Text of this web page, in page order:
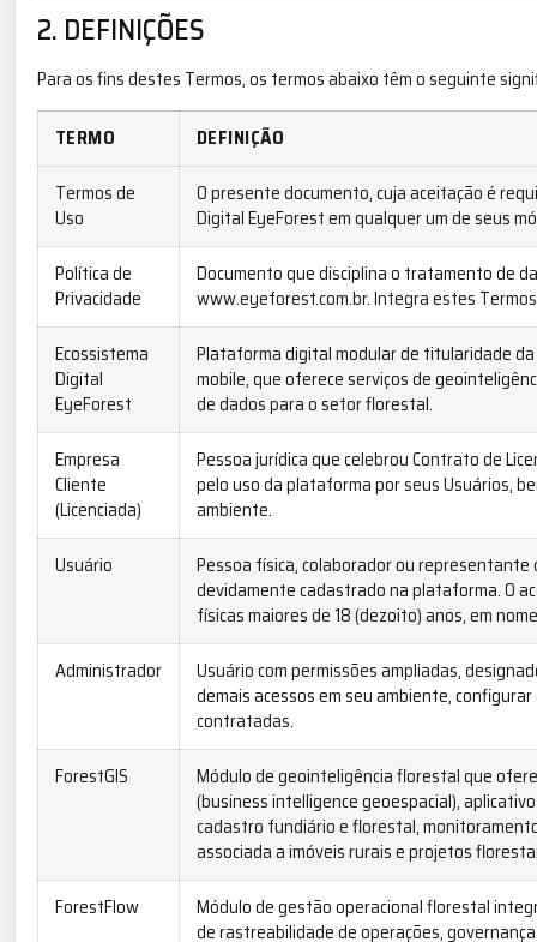
2. DEFINIÇÕES
Para os fins destes Termos, os termos abaixo têm o seguinte
TERMO
DEFINIÇÃO
Termos de
Uso
O presente documento, cuja aceitação é
Digital EyeForest em qualquer um de seus
Política de
Privacidade
Documento que disciplina o tratamento de
www.eyeforest.com.br. Integra estes
Ecossistema
Digital
EyeForest
Plataforma digital modular de titularidade
mobile, que oferece serviços de
de dados para o setor florestal.
Empresa
Cliente
(Licenciada)
Pessoa jurídica que celebrou Contrato de
pelo uso da plataforma por seus Usuários,
ambiente.
Usuário
Pessoa física, colaborador ou representante
devidamente cadastrado na plataforma. O
físicas maiores de 18 (dezoito) anos, em
Administrador
Usuário com permissões ampliadas,
demais acessos em seu ambiente,
contratadas.
ForestGIS
Módulo de geointeligência florestal que
(business intelligence geoespacial),
cadastro fundiário e florestal,
associada a imóveis rurais e projetos
ForestFlow
Módulo de gestão operacional florestal
de rastreabilidade de operações,